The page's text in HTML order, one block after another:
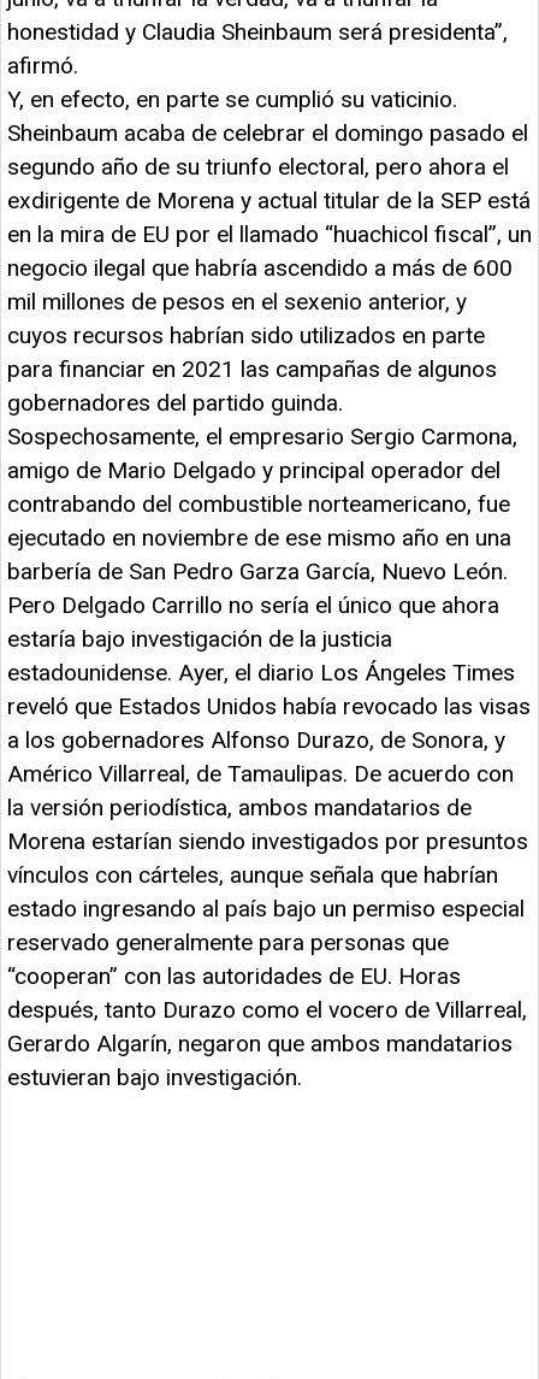
honestidad y Claudia Sheinbaum será presidenta”,
afirmó.
Y, en efecto, en parte se cumplió su vaticinio.
Sheinbaum acaba de celebrar el domingo pasado el
segundo año de su triunfo electoral, pero ahora el
exdirigente de Morena y actual titular de la SEP está
en la mira de EU por el llamado “huachicol fiscal”, un
negocio ilegal que habría ascendido a más de 600
mil millones de pesos en el sexenio anterior, y
cuyos recursos habrían sido utilizados en parte
para financiar en 2021 las campañas de algunos
gobernadores del partido guinda.
Sospechosamente, el empresario Sergio Carmona,
amigo de Mario Delgado y principal operador del
contrabando del combustible norteamericano, fue
ejecutado en noviembre de ese mismo año en una
barbería de San Pedro Garza García, Nuevo León.
Pero Delgado Carrillo no sería el único que ahora
estaría bajo investigación de la justicia
estadounidense. Ayer, el diario Los Ángeles Times
reveló que Estados Unidos había revocado las visas
a los gobernadores Alfonso Durazo, de Sonora, y
Américo Villarreal, de Tamaulipas. De acuerdo con
la versión periodística, ambos mandatarios de
Morena estarían siendo investigados por presuntos
vínculos con cárteles, aunque señala que habrían
estado ingresando al país bajo un permiso especial
reservado generalmente para personas que
“cooperan” con las autoridades de EU. Horas
después, tanto Durazo como el vocero de Villarreal,
Gerardo Algarín, negaron que ambos mandatarios
estuvieran bajo investigación.